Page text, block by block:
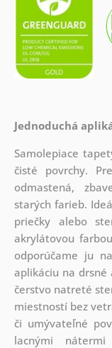
Jednoduchá
Samolepiace
čisté povrchy.
odmastená,
starých farieb.
priečky alebo
akrylátovou
odporúčame ju
aplikáciu na
čerstvo natreté
miestností bez
či umývateľné
lacnými